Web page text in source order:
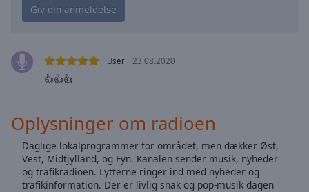
Text
Opacity
Caption
User 23.08.2020
👍👍👍
Oplysninger om radioen
Daglige lokalprogrammer for området, men dækker Øst,
Vest, Midtjylland, og Fyn. Kanalen sender musik, nyheder
og trafikradioen. Lytterne ringer ind med nyheder og
trafikinformation. Der er livlig snak og pop-musik dagen